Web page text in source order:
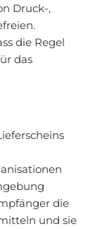
Druck-,
die Regel
das
die
und sie